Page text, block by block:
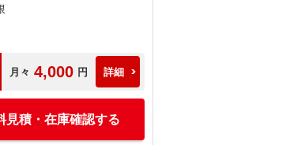
月々 4,000 円 詳細
見積・在庫確認する